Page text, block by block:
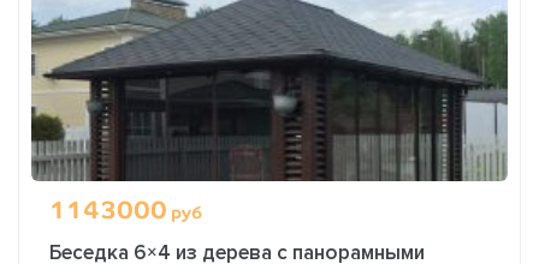
1143000 руб
Беседка 6×4 из дерева с панорамными